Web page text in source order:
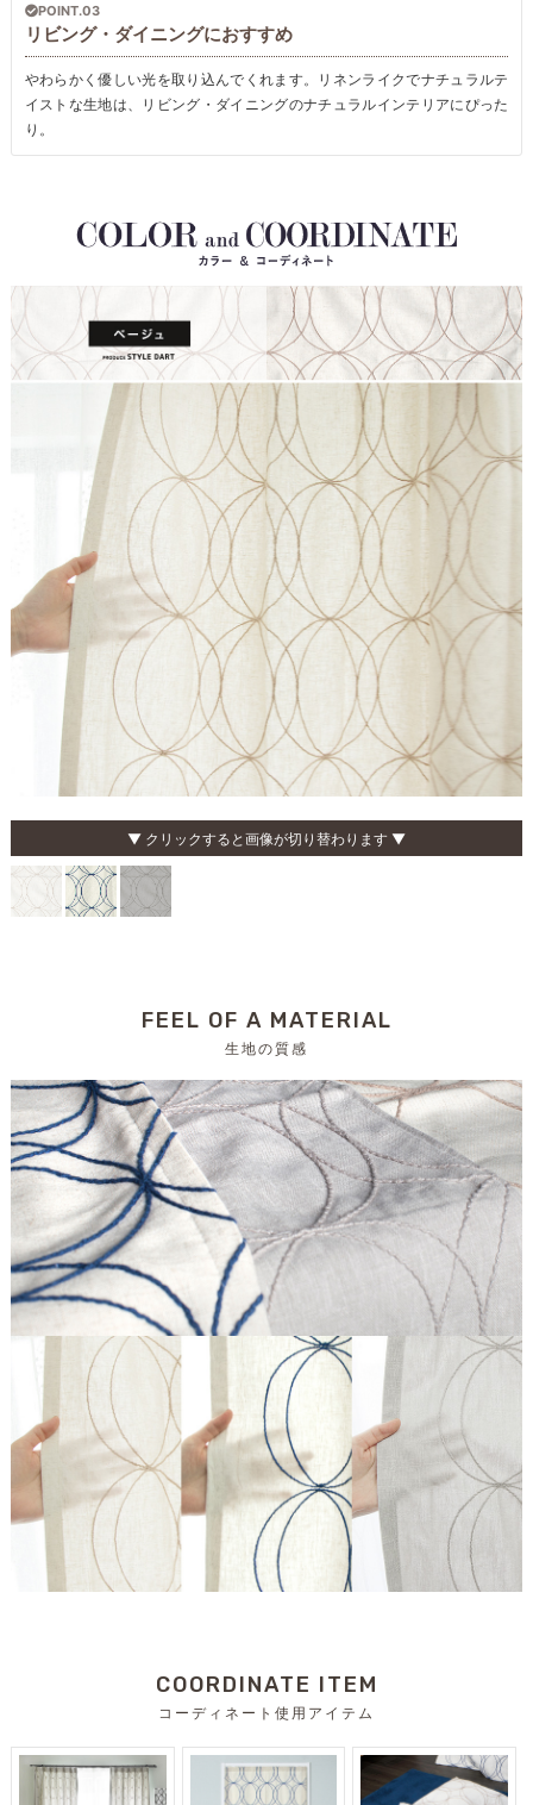
POINT.03
リビング・ダイニングにおすすめ
やわらかく優しい光を取り込んでくれます。リネンライクでナチュラルテ
イストな生地は、リビング・ダイニングのナチュラルインテリアにぴった
り。
▼ クリックすると画像が切り替わります ▼
FEEL OF A MATERIAL
生地の質感
COORDINATE ITEM
コーディネート使用アイテム